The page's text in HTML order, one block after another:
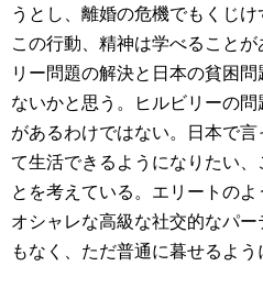
うとし、離婚の危機でもくじけ
この行動、精神は学べること
リー問題の解決と日本の貧困
ないかと思う。ヒルビリーの
があるわけではない。日本で
て生活できるようになりたい、
とを考えている。エリートの
オシャレな高級な社交的なパ
もなく、ただ普通に暮せるよう